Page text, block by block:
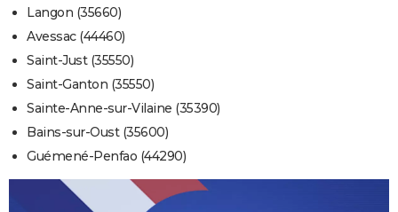
Langon (35660)
Avessac (44460)
Saint-Just (35550)
Saint-Ganton (35550)
Sainte-Anne-sur-Vilaine (35390)
Bains-sur-Oust (35600)
Guémené-Penfao (44290)